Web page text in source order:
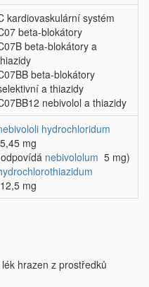
kardiovaskulární systém
beta-blokátory
beta-blokátory a
beta-blokátory
a thiazidy
nebivolol a thiazidy
hydrochloridum
5,45 mg
nebivololum 5 mg)
12,5 mg
hrazen z prostředků